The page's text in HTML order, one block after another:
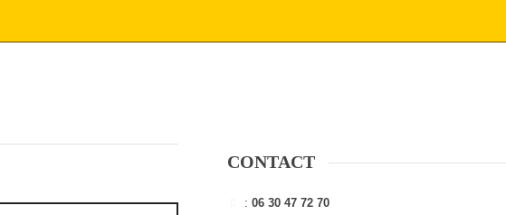
CONTACT
: 06 30 47 72 70